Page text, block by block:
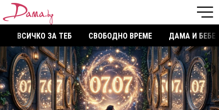
ВСИЧКО ЗА ТЕБ СВОБОДНО ВРЕМЕ ДАМА И БЕБЕ